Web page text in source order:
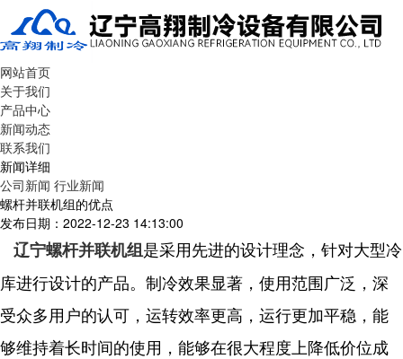
网站首页
关于我们
产品中心
新闻动态
联系我们
新闻详细
公司新闻 行业新闻
螺杆并联机组的优点
发布日期：2022-12-23 14:13:00
辽宁螺杆并联机组是采用先进的设计理念，针对大型冷
库进行设计的产品。制冷效果显著，使用范围广泛，深
受众多用户的认可，运转效率更高，运行更加平稳，能
够维持着长时间的使用，能够在很大程度上降低价位成